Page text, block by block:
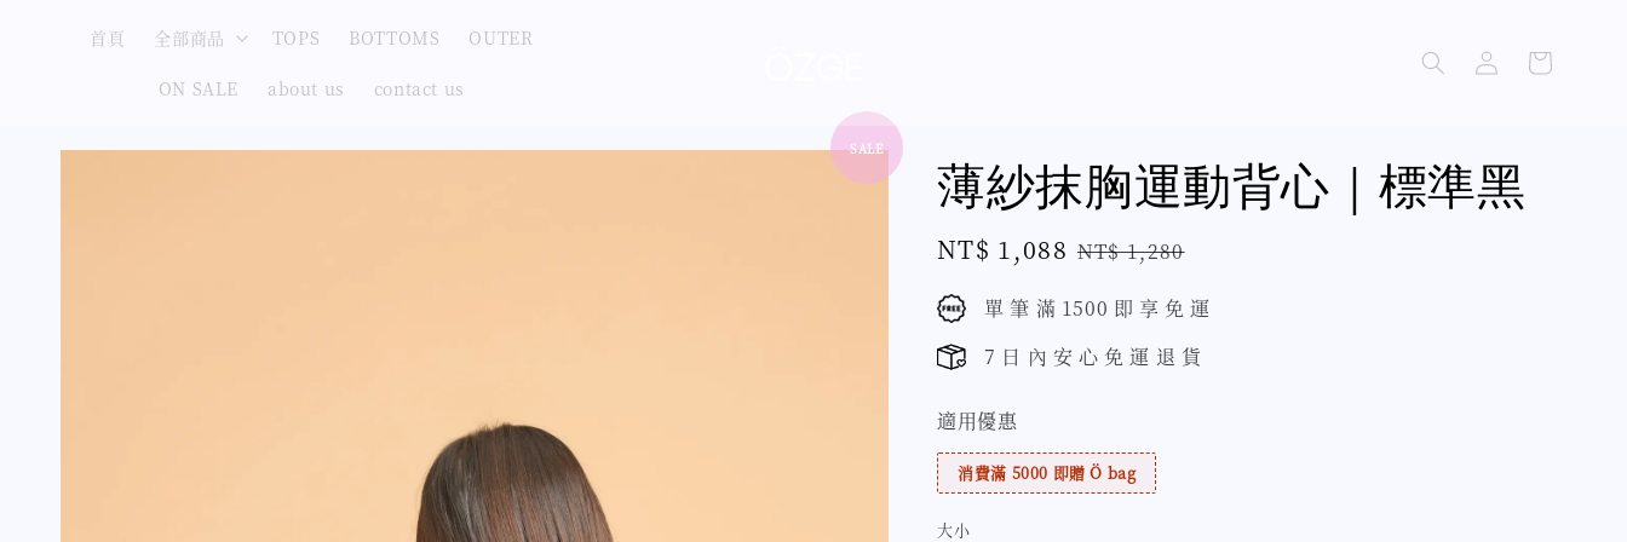
首頁 全部商品 TOPS BOTTOMS OUTER
ON SALE about us contact us
SALE
薄紗抹胸運動背心｜標準黑
Sale
price
NT$ 1,088 Regular
NT$ 1,280
單 筆 滿 1500 即 享 免 運
7 日 內 安 心 免 運 退 貨
適用優惠
消費滿 5000 即贈 Ö bag
大小